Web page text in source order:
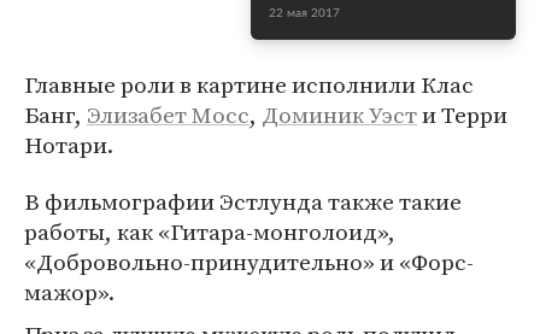
22 мая 2017
Главные роли в картине исполнили Клас
Банг, Элизабет Мосс, Доминик Уэсти Терри
Нотари.
В фильмографии Эстлунда также такие
работы, как «Гитара-монголоид»,
«Добровольно-принудительно» и «Форс-
мажор».